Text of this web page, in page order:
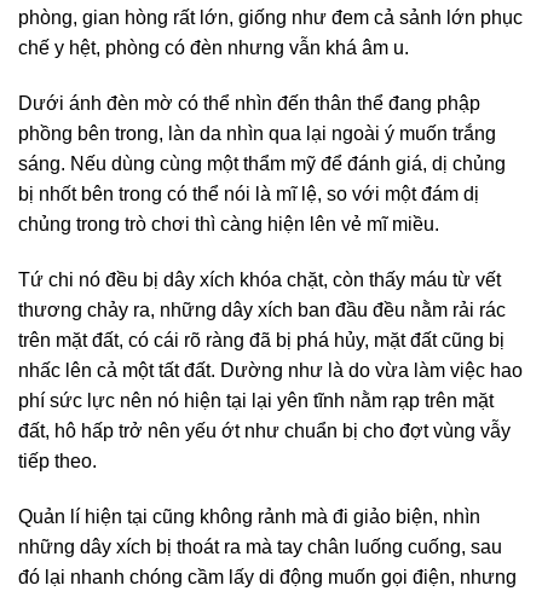
phòng, gian hòng rất lớn, giống như đem cả sảnh lớn phục
chế y hệt, phòng có đèn nhưng vẫn khá âm u.
Dưới ánh đèn mờ có thể nhìn đến thân thể đang phập
phồng bên trong, làn da nhìn qua lại ngoài ý muốn trắng
sáng. Nếu dùng cùng một thẩm mỹ để đánh giá, dị chủng
bị nhốt bên trong có thể nói là mĩ lệ, so với một đám dị
chủng trong trò chơi thì càng hiện lên vẻ mĩ miều.
Tứ chi nó đều bị dây xích khóa chặt, còn thấy máu từ vết
thương chảy ra, những dây xích ban đầu đều nằm rải rác
trên mặt đất, có cái rõ ràng đã bị phá hủy, mặt đất cũng bị
nhấc lên cả một tất đất. Dường như là do vừa làm việc hao
phí sức lực nên nó hiện tại lại yên tĩnh nằm rạp trên mặt
đất, hô hấp trở nên yếu ớt như chuẩn bị cho đợt vùng vẫy
tiếp theo.
Quản lí hiện tại cũng không rảnh mà đi giảo biện, nhìn
những dây xích bị thoát ra mà tay chân luống cuống, sau
đó lại nhanh chóng cầm lấy di động muốn gọi điện, nhưng